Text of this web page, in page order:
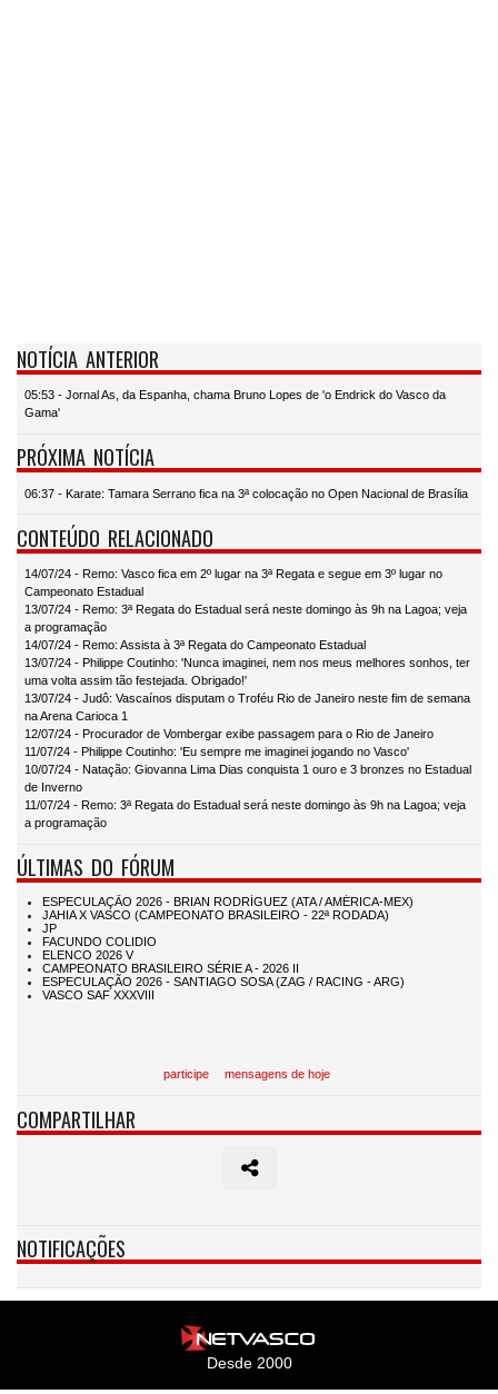
NOTÍCIA ANTERIOR
05:53 - Jornal As, da Espanha, chama Bruno Lopes de 'o Endrick do Vasco da
Gama'
PRÓXIMA NOTÍCIA
06:37 - Karate: Tamara Serrano fica na 3ª colocação no Open Nacional de Brasília
CONTEÚDO RELACIONADO
14/07/24 - Remo: Vasco fica em 2º lugar na 3ª Regata e segue em 3º lugar no
Campeonato Estadual
13/07/24 - Remo: 3ª Regata do Estadual será neste domingo às 9h na Lagoa; veja
a programação
14/07/24 - Remo: Assista à 3ª Regata do Campeonato Estadual
13/07/24 - Philippe Coutinho: 'Nunca imaginei, nem nos meus melhores sonhos, ter
uma volta assim tão festejada. Obrigado!'
13/07/24 - Judô: Vascaínos disputam o Troféu Rio de Janeiro neste fim de semana
na Arena Carioca 1
12/07/24 - Procurador de Vombergar exibe passagem para o Rio de Janeiro
11/07/24 - Philippe Coutinho: 'Eu sempre me imaginei jogando no Vasco'
10/07/24 - Natação: Giovanna Lima Dias conquista 1 ouro e 3 bronzes no Estadual
de Inverno
11/07/24 - Remo: 3ª Regata do Estadual será neste domingo às 9h na Lagoa; veja
a programação
ÚLTIMAS DO FÓRUM
participe mensagens de hoje
COMPARTILHAR
NOTIFICAÇÕES
Desde 2000